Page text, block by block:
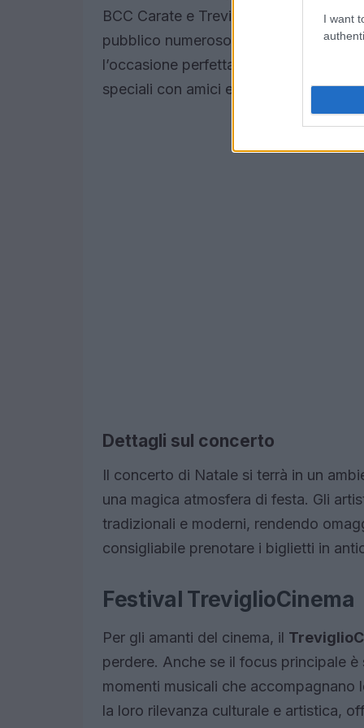
I want
BCC Carate e Treviglio Arena.
pubblico numeroso, offrendo un mix
l’occasione perfetta per immergersi
speciali con amici e familiari.
Dettagli sul concerto
Il concerto di Natale si terrà in un
una magica atmosfera di festa. Gli
tradizionali e moderni, rendendo
consigliabile prenotare i biglietti in
Festival TreviglioCinema
Per gli amanti del cinema, il
perdere. Anche se il focus principale
momenti musicali che
la loro rilevanza culturale e artistica,